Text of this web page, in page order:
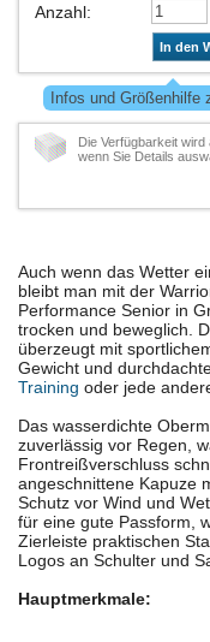
Anzahl:
In den
Infos und Größenhilfe
Die Verfügbarkeit wird
wenn Sie Details
Auch wenn das Wetter
bleibt man mit der
Performance Senior in
trocken und beweglich.
überzeugt mit
Gewicht und
Training oder jede
Das wasserdichte
zuverlässig vor Regen,
Frontreißverschluss
angeschnittene Kapuze
Schutz vor Wind und
für eine gute Passform,
Zierleiste praktischen
Logos an Schulter und
Hauptmerkmale: